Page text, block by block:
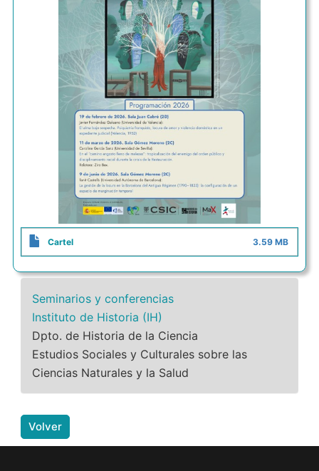
Cartel 3.59 MB
Seminarios y conferencias
Instituto de Historia (IH)
Dpto. de Historia de la Ciencia
Estudios Sociales y Culturales sobre las
Ciencias Naturales y la Salud
Volver